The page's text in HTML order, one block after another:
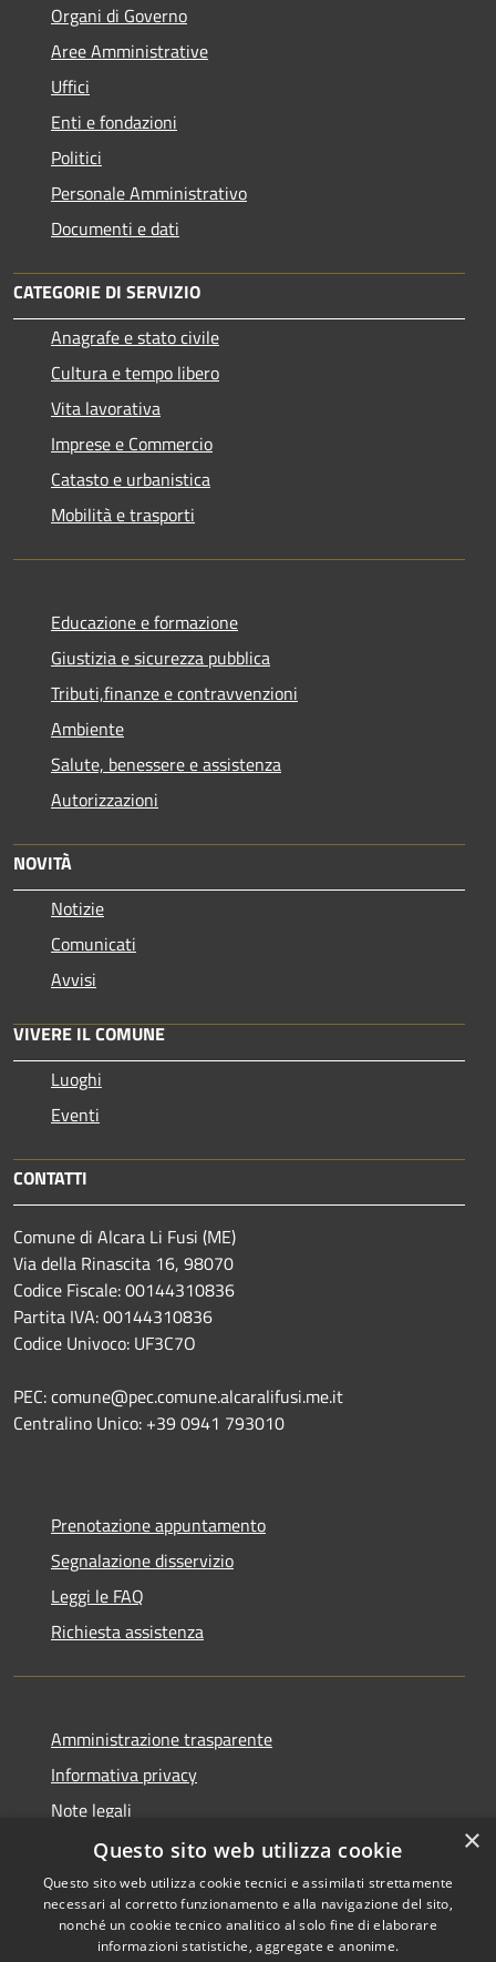
Organi di Governo
Aree Amministrative
Uffici
Enti e fondazioni
Politici
Personale Amministrativo
Documenti e dati
CATEGORIE DI SERVIZIO
Anagrafe e stato civile
Cultura e tempo libero
Vita lavorativa
Imprese e Commercio
Catasto e urbanistica
Mobilità e trasporti
Educazione e formazione
Giustizia e sicurezza pubblica
Tributi,finanze e contravvenzioni
Ambiente
Salute, benessere e assistenza
Autorizzazioni
NOVITÀ
Notizie
Comunicati
Avvisi
VIVERE IL COMUNE
Luoghi
Eventi
CONTATTI
Comune di Alcara Li Fusi (ME)
Via della Rinascita 16, 98070
Codice Fiscale: 00144310836
Partita IVA: 00144310836
Codice Univoco: UF3C7O
PEC: comune@pec.comune.alcaralifusi.me.it
Centralino Unico: +39 0941 793010
Prenotazione appuntamento
Segnalazione disservizio
Leggi le FAQ
Richiesta assistenza
Amministrazione trasparente
Informativa privacy
Note legali
Dichiarazione di accessibilità
Copyright © 2026 • Comune di
×
Questo sito web utilizza cookie
Questo sito web utilizza cookie tecnici e assimilati strettamente
necessari al corretto funzionamento e alla navigazione del sito,
nonché un cookie tecnico analitico al solo fine di elaborare
informazioni statistiche, aggregate e anonime.